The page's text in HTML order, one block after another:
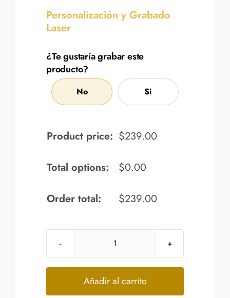
Personalización y Grabado
Laser
¿Te gustaría grabar este
producto?
No Si
Product price: $239.00
Total options: $0.00
Order total: $239.00
Clip
Billetes
Añadir al carrito